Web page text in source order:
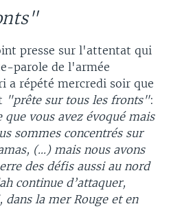
presse sur l'attentat qui
parole de l'armée
a répété mercredi soir que
"prête sur tous les fronts":
que vous avez évoqué mais
sommes concentrés sur
(...) mais nous avons
des défis aussi au nord
continue d’attaquer,
la mer Rouge et en